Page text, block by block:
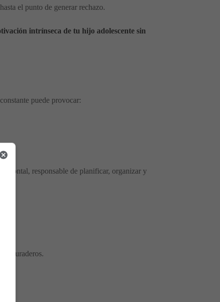
el punto de generar rechazo.
intrínseca de tu hijo adolescente sin
puede provocar:
responsable de planificar, organizar y
duraderos.